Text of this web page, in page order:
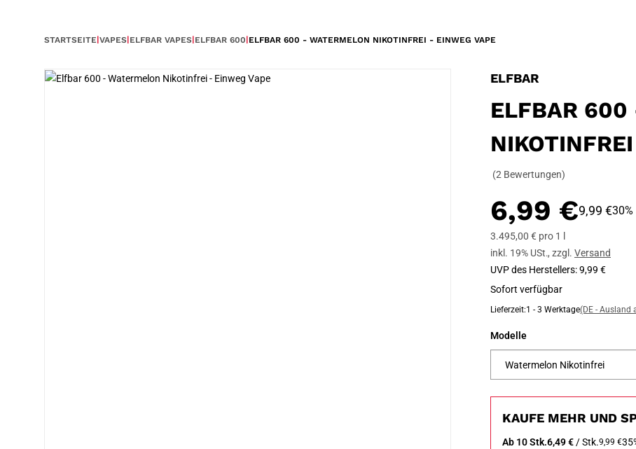
STARTSEITE VAPES ELFBAR VAPES ELFBAR 600 ELFBAR 600 - WATERMELON NIKOTINFREI - EINWEG VAPE
ELFBAR
ELFBAR 600
(2 Bewertungen)
6,99 €9,99 €30%
3.495,00 € pro 1 l
inkl. 19% USt., zzgl. Versand
UVP des Herstellers:9,99 €
Sofort verfügbar
Lieferzeit:1 - 3 Werktage(DE - Ausland
Modelle
KAUFE MEHR UND
Ab 10 Stk.6,49 € / Stk.9,99 €